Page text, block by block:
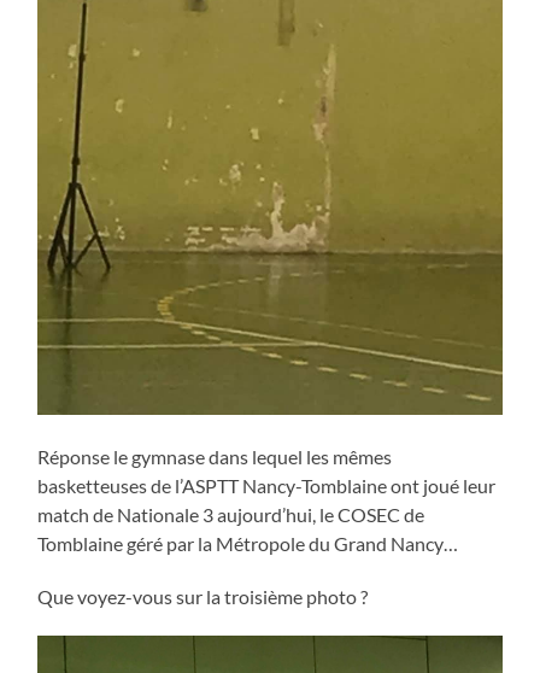
Réponse le gymnase dans lequel les mêmes
basketteuses de l’ASPTT Nancy-Tomblaine ont joué leur
match de Nationale 3 aujourd’hui, le COSEC de
Tomblaine géré par la Métropole du Grand Nancy…
Que voyez-vous sur la troisième photo ?